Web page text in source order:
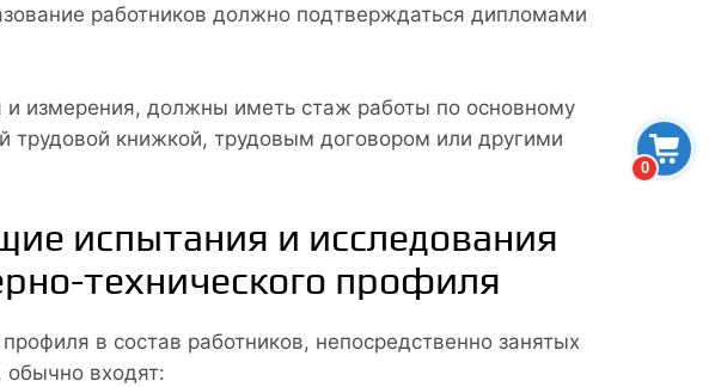
0
работников должно подтверждаться дипломами
измерения, должны иметь стаж работы по основному
книжкой, трудовым договором или другими
испытания и исследования
технического профиля
в состав работников, непосредственно занятых
обычно входят: